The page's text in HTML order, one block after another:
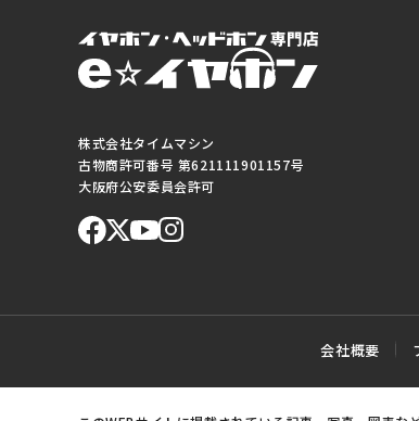
株式会社タイムマシン
古物商許可番号 第621111901157号
大阪府公安委員会許可
会社概要